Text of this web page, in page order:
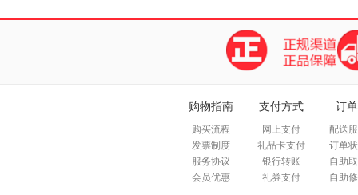
购物指南
购买流程
发票制度
服务协议
会员优惠
支付方式
网上支付
礼品卡支付
银行转账
礼券支付
订
配送
订单
自助
自助